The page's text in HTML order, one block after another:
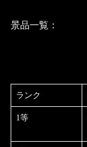
景品一覧：
ランク
1等